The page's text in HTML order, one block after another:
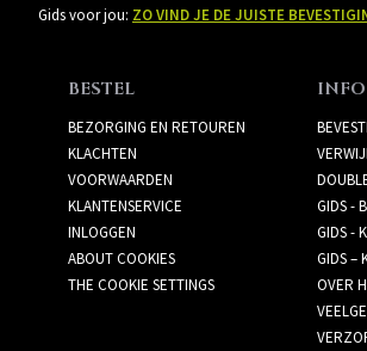
Gids voor jou: ZO VIND JE DE JUISTE
BESTEL
BEZORGING EN RETOUREN
KLACHTEN
VOORWAARDEN
KLANTENSERVICE
INLOGGEN
ABOUT COOKIES
THE COOKIE SETTINGS
GIDS -
GIDS -
GIDS –
OVER